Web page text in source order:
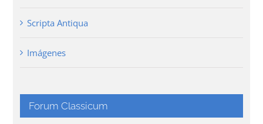
Scripta Antiqua
Imágenes
Forum Classicum